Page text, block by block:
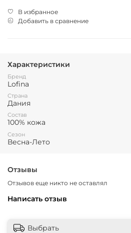
В избранное
Добавить в сравнение
Характеристики
Бренд
Lofina
Страна
Дания
Состав
100% кожа
Сезон
Весна-Лето
Отзывы
Отзывов еще никто не оставлял
Написать отзыв
Выбрать